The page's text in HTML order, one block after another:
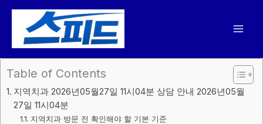
건
너
Table of Contents
지역치과 2026년05월27일 11시04분 상담 안내 2026년05월
27일 11시04분
지역치과 방문 전 확인해야 할 기본 기준